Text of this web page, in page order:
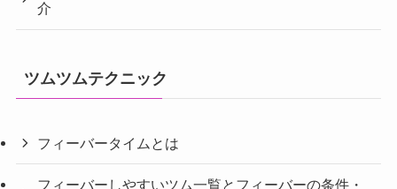
介
ツムツムテクニック
フィーバータイムとは
フィーバーしやすいツム一覧とフィーバーの条件・